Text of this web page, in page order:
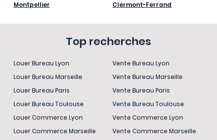
Montpellier
Clermont-Ferrand
Top recherches
Louer Bureau Lyon
Louer Bureau Marseille
Louer Bureau Paris
Louer Bureau Toulouse
Louer Commerce Lyon
Louer Commerce Marseille
Vente Bureau Lyon
Vente Bureau Marseille
Vente Bureau Paris
Vente Bureau Toulouse
Vente Commerce Lyon
Vente Commerce Marseille